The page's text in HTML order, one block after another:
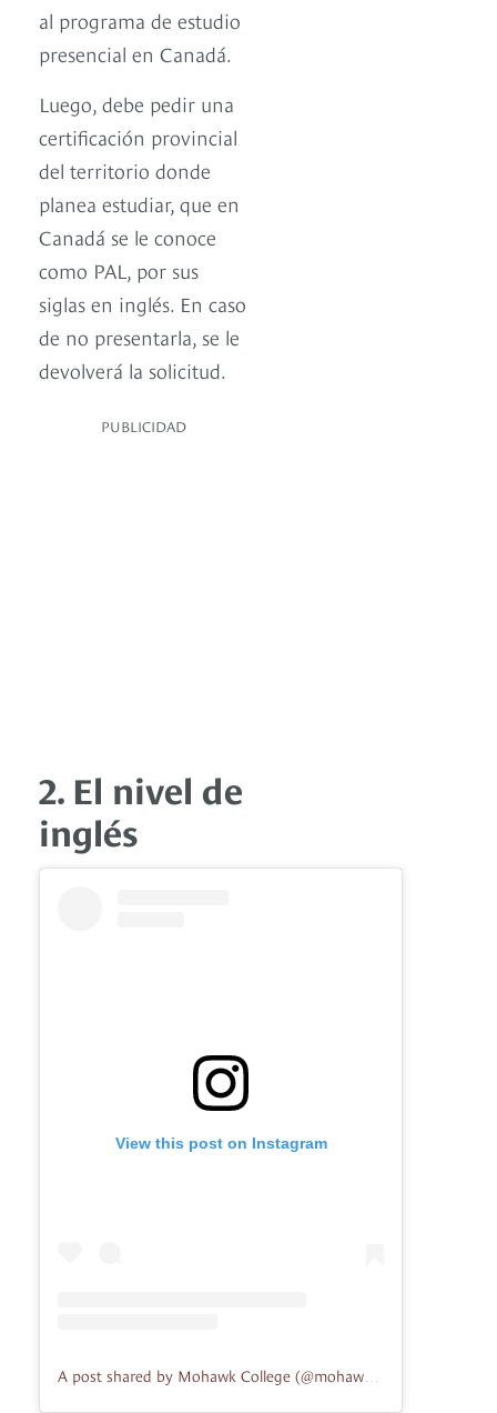
al programa de estudio
presencial en Canadá.
Luego, debe pedir una
certificación provincial
del territorio donde
planea estudiar, que en
Canadá se le conoce
como PAL, por sus
siglas en inglés. En caso
de no presentarla, se le
devolverá la solicitud.
PUBLICIDAD
2. El nivel de
inglés
View this post on Instagram